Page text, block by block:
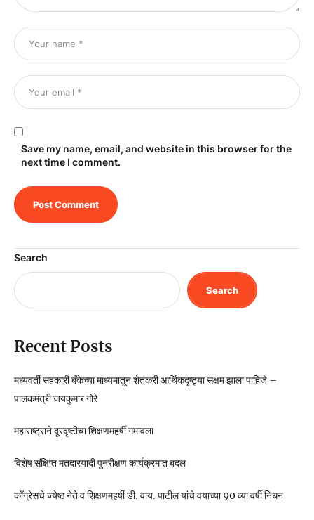
Save my name, email, and website in this browser for the
next time I comment.
Search
Search
Recent Posts
मध्यवर्ती सहकारी बँकेच्या माध्यमातून शेतकरी आर्थिकदृष्ट्या सक्षम झाला पाहिजे –
पालकमंत्री जयकुमार गोरे
महाराष्ट्राने दूरदृष्टीचा शिक्षणमहर्षी गमावला
विशेष संक्षिप्त मतदारयादी पुनरीक्षण कार्यक्रमात बदल
काँग्रेसचे ज्येष्ठ नेते व शिक्षणमहर्षी डी. वाय. पाटील यांचे वयाच्या 90 व्या वर्षी निधन